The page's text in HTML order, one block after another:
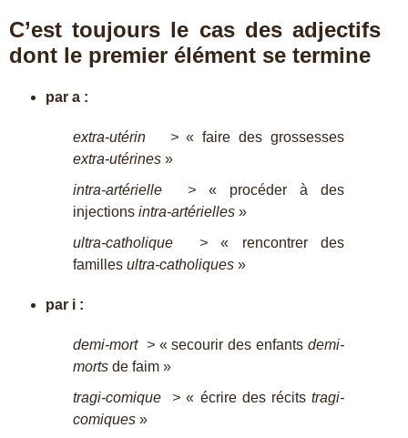
C’est toujours le cas des adjectifs
dont le premier élément se termine
par a :
extra-utérin >« faire des grossesses
extra-utérines »
intra-artérielle > « procéder à des
injections intra-artérielles »
ultra-catholique >« rencontrer des
familles ultra-catholiques »
par i :
demi-mort >« secourir des enfantsdemi-
morts de faim »
tragi-comique >« écrire des récitstragi-
comiques »